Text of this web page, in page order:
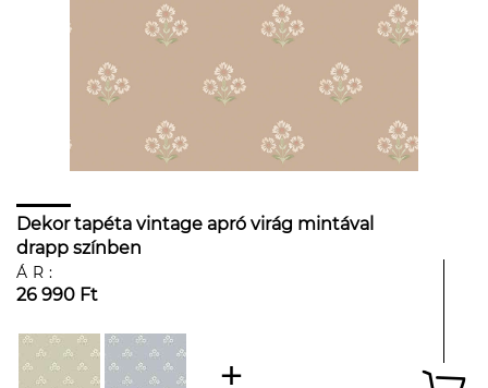
Dekor tapéta vintage apró virág mintával
drapp színben
ÁR:
26 990 Ft